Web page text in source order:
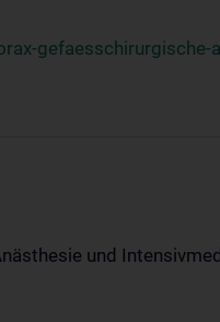
gefaesschirurgische-
und